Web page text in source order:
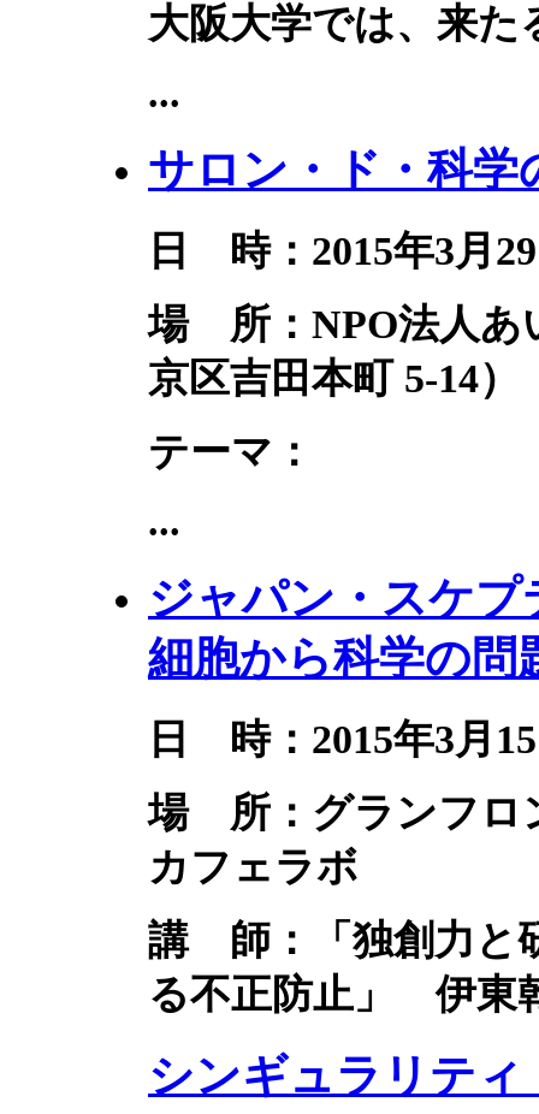
大阪大学では、来
...
サロン・ド・科学
日 時：2015年3月
場 所：NPO法人あ
京区吉田本町 5-14）
テーマ：
...
ジャパン・スケプ
細胞から科学の問
日 時：2015年3月
場 所：グランフロ
カフェラボ
講 師：「独創力と
る不正防止」 伊東
シンギュラリティ